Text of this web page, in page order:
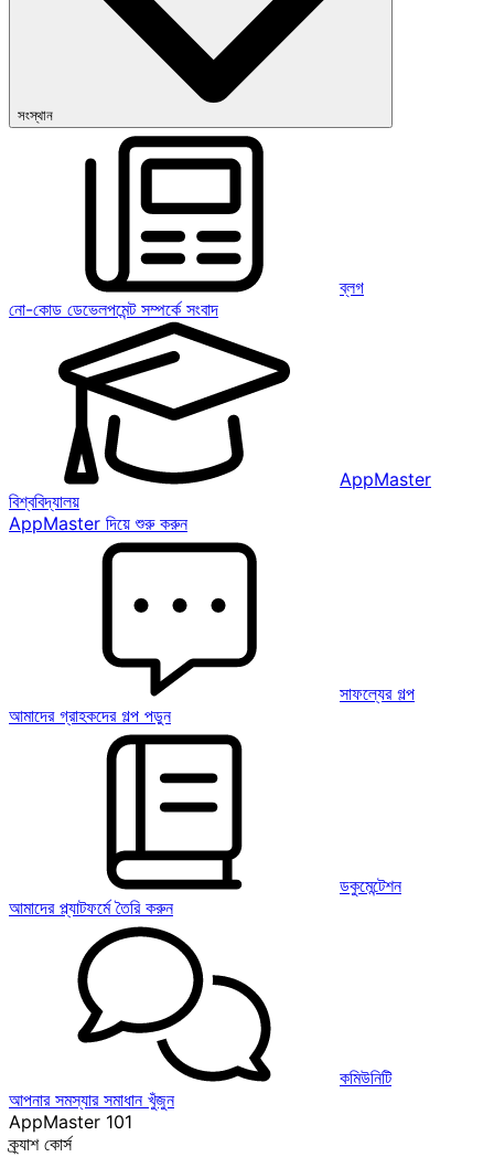
সংস্থান
ব্লগ
নো-কোড ডেভেলপমেন্ট সম্পর্কে সংবাদ
AppMaster
বিশ্ববিদ্যালয়
AppMaster দিয়ে শুরু করুন
সাফল্যের গল্প
আমাদের গ্রাহকদের গল্প পড়ুন
ডকুমেন্টেশন
আমাদের প্ল্যাটফর্মে তৈরি করুন
কমিউনিটি
আপনার সমস্যার সমাধান খুঁজুন
AppMaster 101
ক্র্যাশ কোর্স